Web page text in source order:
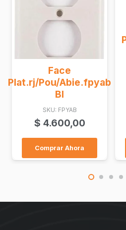
Cat5e
SKU: 35103102
$6.800,00
Comprar Ahora